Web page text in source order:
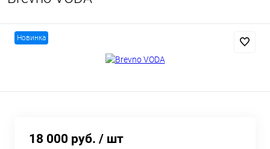
Новинка
18 000 руб. / шт